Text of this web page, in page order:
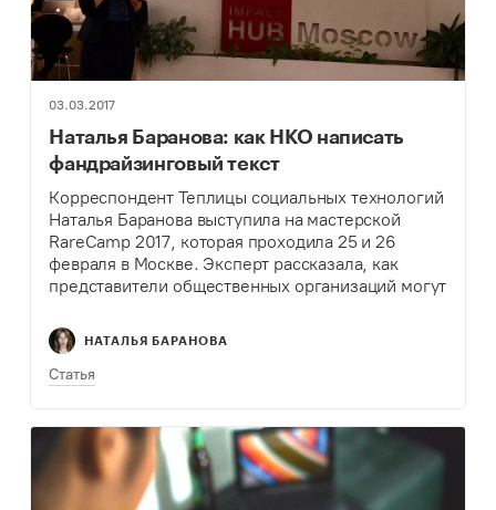
03.03.2017
Наталья Баранова: как НКО написать
фандрайзинговый текст
Корреспондент Теплицы социальных технологий
Наталья Баранова выступила на мастерской
RareCamp 2017, которая проходила 25 и 26
февраля в Москве. Эксперт рассказала, как
представители общественных организаций могут
человека, который столкнулся с болезнью.
НАТАЛЬЯ БАРАНОВА
Статья